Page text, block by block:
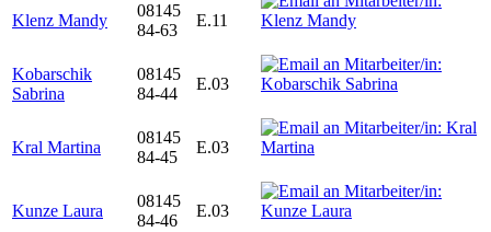
Klenz Mandy
08145
84-63
E.11
Kobarschik
Sabrina
08145
84-44
E.03
Kral Martina
08145
84-45
E.03
Kunze Laura
08145
84-46
E.03